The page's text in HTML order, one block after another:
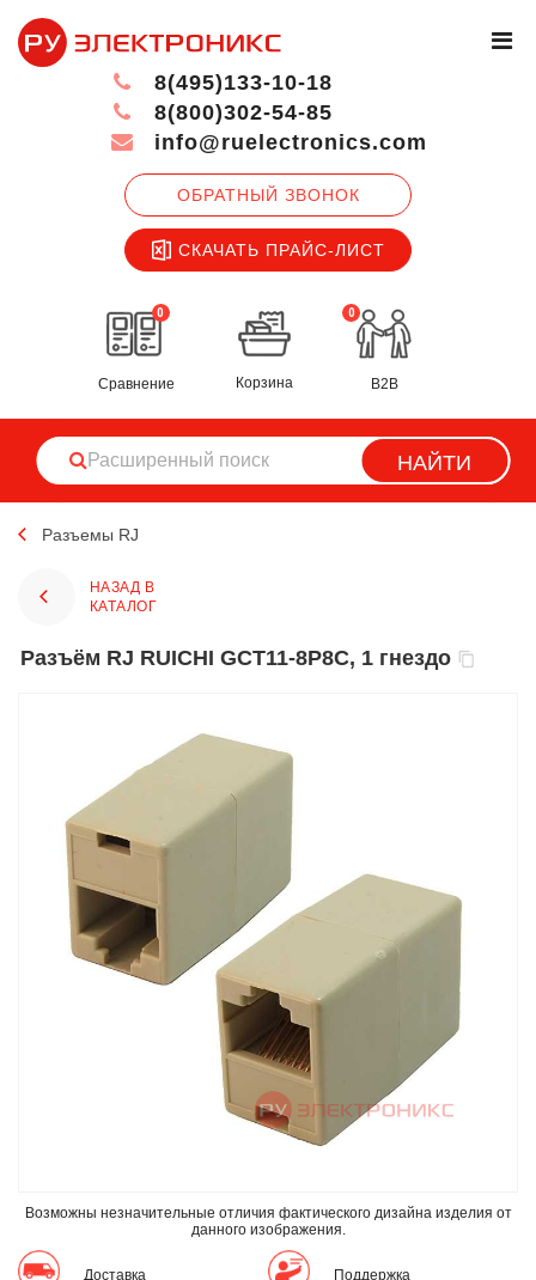
ОБРАТНЫЙ ЗВОНОК
СКАЧАТЬ ПРАЙС-ЛИСТ
8(495)133-10-18
8(800)302-54-85
info@ruelectronics.com
0
Сравнение
0
Корзина B2B
НАЙТИ
Разъемы RJ
НАЗАД В
КАТАЛОГ
Разъём RJ RUICHI GCT11-8P8C, 1 гнездо
Возможны незначительные отличия фактического дизайна изделия от
данного изображения.
Доставка Поддержка